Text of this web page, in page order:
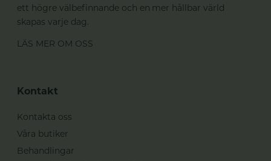
ett högre välbefinnande och en mer hållbar värld
skapas varje dag.
LÄS MER OM OSS
Kontakt
Kontakta oss
Våra butiker
Behandlingar